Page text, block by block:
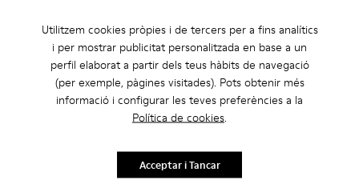
Utilitzem cookies pròpies i de tercers per a fins analítics
i per mostrar publicitat personalitzada en base a un
perfil elaborat a partir dels teus hàbits de navegació
(per exemple, pàgines visitades). Pots obtenir més
informació i configurar les teves preferències a la
Política de cookies.
Acceptar i Tancar
Afegir